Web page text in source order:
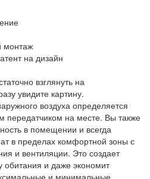
монтаж
на дизайн
взглянуть на
увидите картину.
воздуха определяется
передатчиком на месте. Вы также
в помещении и всегда
в пределах комфортной зоны с
и вентиляции. Это создает
обитания и даже экономит
и минимальные